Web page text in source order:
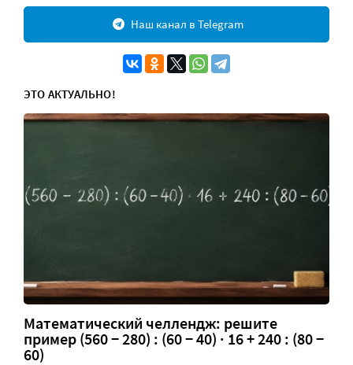
Наш канал в Telegram
ЭТО АКТУАЛЬНО!
Математический челлендж: решите
пример (560 − 280) : (60 − 40) · 16 + 240 : (80 −
60)